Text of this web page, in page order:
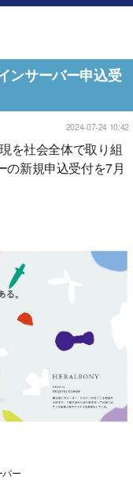
ンサーバー申込受
2024-07-24 10:42
を社会全体で取り組
の新規申込受付を7月
ー